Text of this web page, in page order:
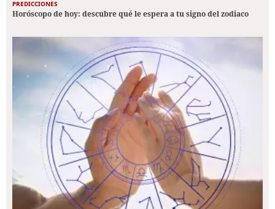
PREDICCIONES
Horóscopo de hoy: descubre qué le espera a tu signo del zodiaco